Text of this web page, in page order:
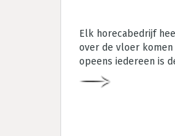
Elk horecabedrijf
over de vloer komen
opeens iedereen is